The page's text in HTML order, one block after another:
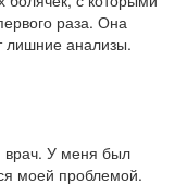
раза. Она
лишние анализы.
врач. У меня был
моей проблемой.